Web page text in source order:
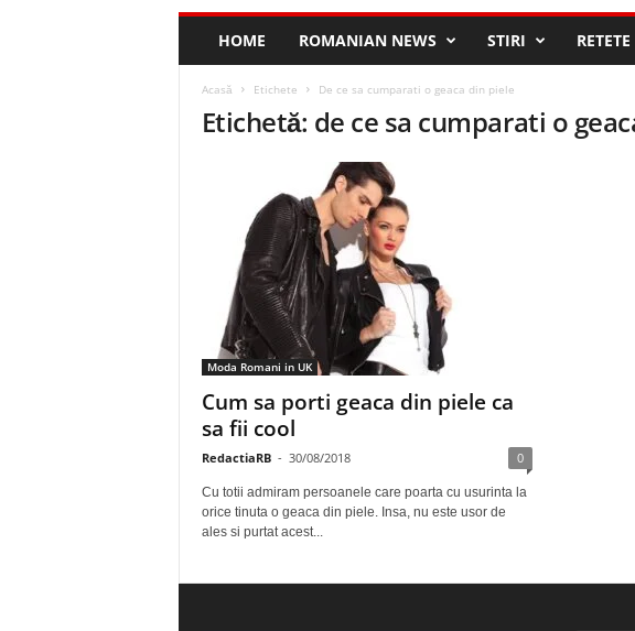
HOME ROMANIAN NEWS STIRI RETETE
Acasă Etichete De ce sa cumparati o geaca din piele
Etichetă: de ce sa cumparati o
Moda Romani in UK
Cum sa porti geaca din piele ca
sa fii cool
RedactiaRB - 30/08/2018 0
Cu totii admiram persoanele care poarta cu usurinta la
orice tinuta o geaca din piele. Insa, nu este usor de
ales si purtat acest...